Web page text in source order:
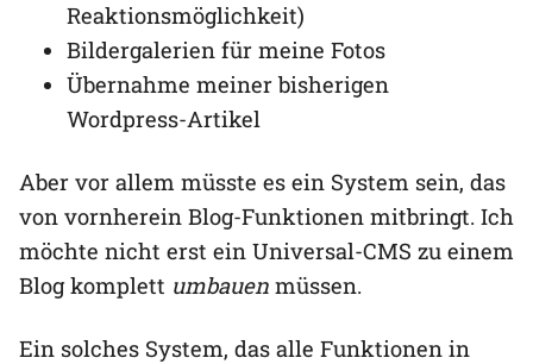
Reaktionsmöglichkeit)
Bildergalerien für meine Fotos
Übernahme meiner bisherigen
Wordpress-Artikel
Aber vor allem müsste es ein System sein, das
von vornherein Blog-Funktionen mitbringt. Ich
möchte nicht erst ein Universal-CMS zu einem
Blog komplett umbauen müssen.
Ein solches System, das alle Funktionen in